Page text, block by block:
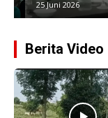
25 Juni 2026
Berita Video